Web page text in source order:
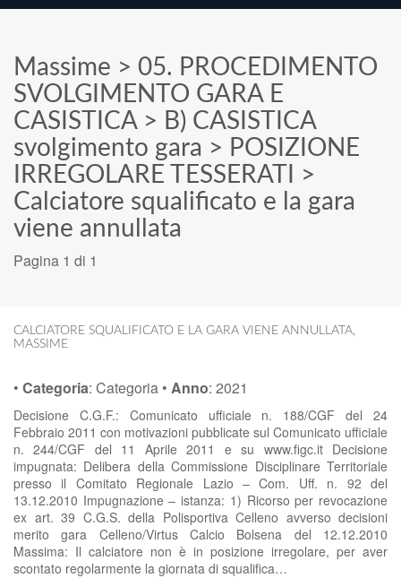
Massime > 05. PROCEDIMENTO
SVOLGIMENTO GARA E
CASISTICA> B) CASISTICA
svolgimento gara > POSIZIONE
IRREGOLARE TESSERATI
>
Calciatore squalificato e la gara
viene annullata
Pagina 1 di 1
CALCIATORE SQUALIFICATO E LA GARA VIENE ANNULLATA,
MASSIME
• Categoria: Categoria • Anno: 2021
Decisione C.G.F.: Comunicato ufficiale n. 188/CGF del 24
Febbraio 2011 con motivazioni pubblicate sul Comunicato ufficiale
n. 244/CGF del 11 Aprile 2011 e su www.figc.it Decisione
impugnata: Delibera della Commissione Disciplinare Territoriale
presso il Comitato Regionale Lazio – Com. Uff. n. 92 del
13.12.2010 Impugnazione – istanza: 1) Ricorso per revocazione
ex art. 39 C.G.S. della Polisportiva Celleno avverso decisioni
merito gara Celleno/Virtus Calcio Bolsena del 12.12.2010
Massima: Il calciatore non è in posizione irregolare, per aver
scontato regolarmente la giornata di squalifica…